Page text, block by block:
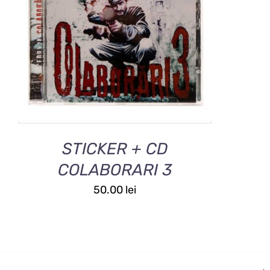
SELECTEAZĂ OPȚIUNILE ACEST
PRODUS
ARE
MAI
MULTE
VARIAȚII.
OPȚIUNILE
FI
ALESE
ÎN
PAGINA
PRODUSULUI.
/
DETALII
STICKER + CD
COLABORARI 3
50.00 lei